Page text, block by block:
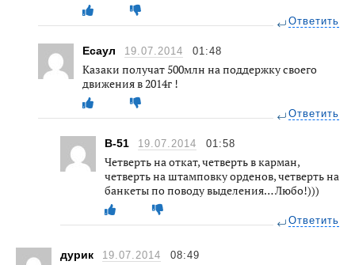
Ответить
Есаул 19.07.2014 01:48
Казаки получат 500млн на поддержку своего
движения в 2014г !
Ответить
B-51 19.07.2014 01:58
Четверть на откат, четверть в карман,
четверть на штамповку орденов, четверть на
банкеты по поводу выделения… Любо!)))
Ответить
дурик 19.07.2014 08:49